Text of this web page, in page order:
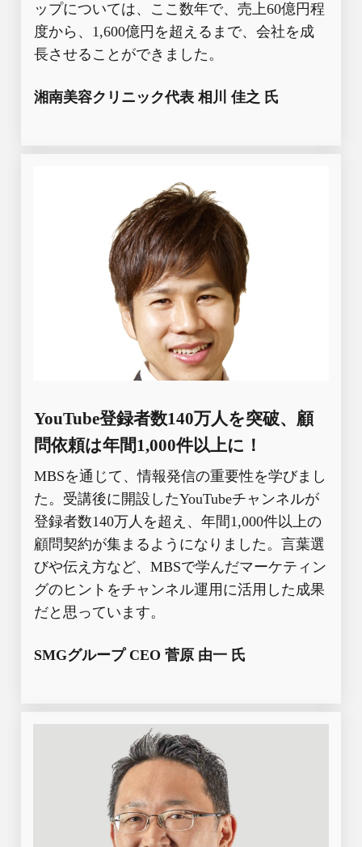
ップについては、ここ数年で、売上60億円程
度から、1,600億円を超えるまで、会社を成
長させることができました。
湘南美容クリニック代表 相川佳之 氏
YouTube登録者数140万人を突破、顧
問依頼は年間1,000件以上に！
MBSを通じて、情報発信の重要性を学びまし
た。受講後に開設したYouTubeチャンネルが
登録者数140万人を超え、年間1,000件以上の
顧問契約が集まるようになりました。言葉選
びや伝え方など、MBSで学んだマーケティン
グのヒントをチャンネル運用に活用した成果
だと思っています。
SMGグループ CEO菅原 由一 氏